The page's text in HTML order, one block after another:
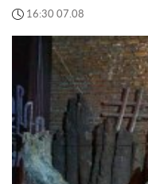
16:30 07.08